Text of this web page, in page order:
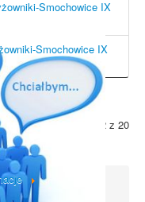
Smochowice IX
Smochowice IX
Strona 2 z 20